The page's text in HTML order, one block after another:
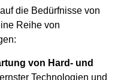
die Bedürfnisse von
Reihe von
von Hard- und
Technologien und